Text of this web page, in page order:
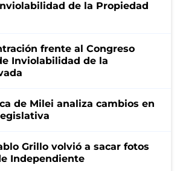
de la Propiedad
frente al Congreso
Inviolabilidad de la
de Milei analiza cambios en
Grillo volvió a sacar fotos
Independiente